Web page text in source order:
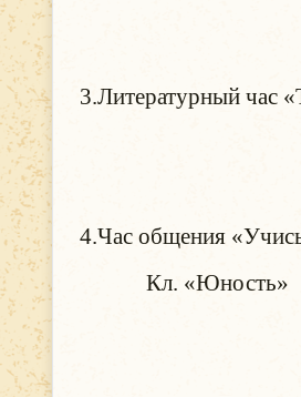
3.Литературный час
4.Час общения
Кл.